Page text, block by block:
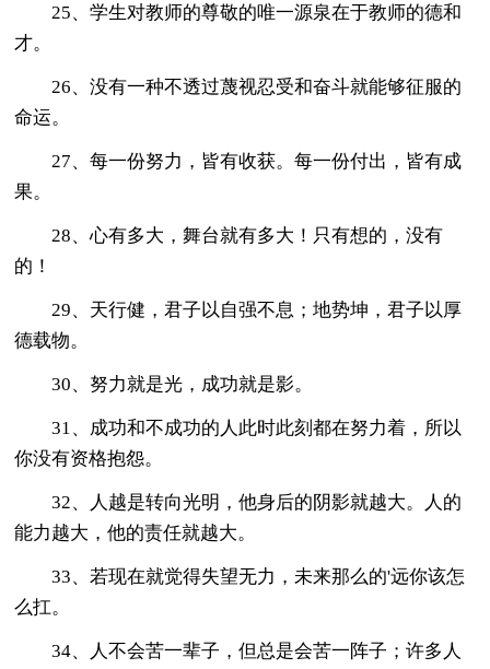
25、学生对教师的尊敬的唯一源泉在于教师的德和
才。
26、没有一种不透过蔑视忍受和奋斗就能够征服的
命运。
27、每一份努力，皆有收获。每一份付出，皆有成
果。
28、心有多大，舞台就有多大！只有想的，没有
的！
29、天行健，君子以自强不息；地势坤，君子以厚
德载物。
30、努力就是光，成功就是影。
31、成功和不成功的人此时此刻都在努力着，所以
你没有资格抱怨。
32、人越是转向光明，他身后的阴影就越大。人的
能力越大，他的责任就越大。
33、若现在就觉得失望无力，未来那么的'远你该怎
么扛。
34、人不会苦一辈子，但总是会苦一阵子；许多人